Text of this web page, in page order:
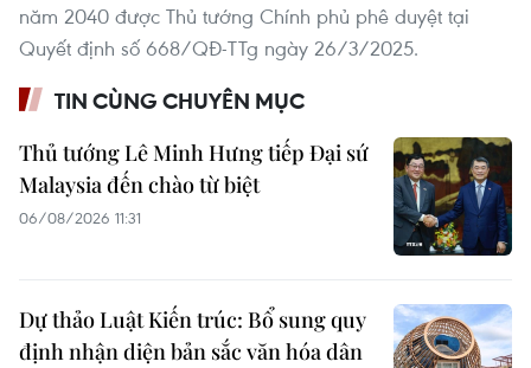
năm 2040 được Thủ tướng Chính phủ phê duyệt tại
Quyết định số 668/QĐ-TTg ngày 26/3/2025.
TIN CÙNG CHUYÊN MỤC
Thủ tướng Lê Minh Hưng tiếp Đại sứ
Malaysia đến chào từ biệt
06/08/2026 11:31
Dự thảo Luật Kiến trúc: Bổ sung quy
định nhận diện bản sắc văn hóa dân